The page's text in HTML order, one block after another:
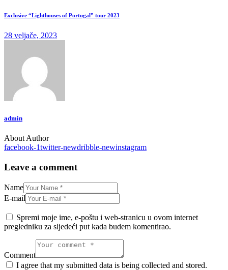
Exclusive “Lighthouses of Portugal” tour 2023
28 veljače, 2023
admin
About Author
facebook-1twitter-newdribble-newinstagram
Leave a comment
Name
E-mail
Spremi moje ime, e-poštu i web-stranicu u ovom internet
pregledniku za sljedeći put kada budem komentirao.
Comment
I agree that my submitted data is being collected and stored.